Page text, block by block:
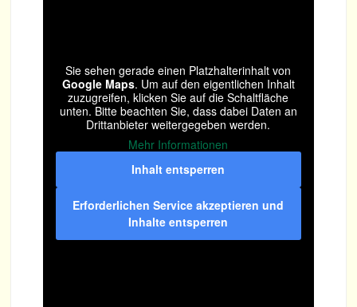
Sie sehen gerade einen Platz­hal­ter­in­halt von
Google Maps. Um auf den eigent­li­chen Inhalt
zuzu­grei­fen, kli­cken Sie auf die Schalt­flä­che
unten. Bitte beach­ten Sie, dass dabei Daten an
Dritt­an­bie­ter wei­ter­ge­ge­ben werden.
Mehr Infor­ma­tio­nen
Inhalt ent­sper­ren
Erfor­der­li­chen Ser­vice akzep­tie­ren und
Inhalte ent­sper­ren